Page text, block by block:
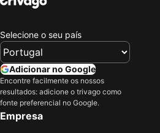
The Z Hotel
Tikitam Palms Boutique Hotel
AHG Hisia Nungwi Experience Hotel
Mambo Paradise
Smiles Beach Hotel
Sultan Sands Island Resort & Spa
Zanzibar Tropical Sunset Boutique Hotel - Adults Only
Selecione o seu país
Adicionar no Google
Encontre facilmente os nossos
resultados: adicione o trivago como
fonte preferencial no Google.
Empresa